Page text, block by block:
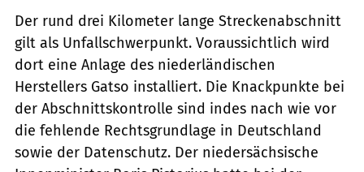
Der rund drei Kilometer lange Streckenabschnitt
gilt als Unfallschwerpunkt. Voraussichtlich wird
dort eine Anlage des niederländischen
Herstellers Gatso installiert. Die Knackpunkte bei
der Abschnittskon­trolle sind indes nach wie vor
die fehlende Rechtsgrundlage in Deutschland
sowie der Datenschutz. Der niedersächsische